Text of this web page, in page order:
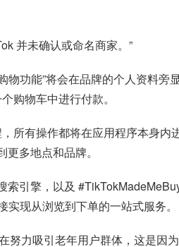
并未确认或命名商家。”
功能”将会在品牌的个人资料
购物车中进行付款。
所有操作都将在应用程序本身
多地点和品牌。
索引擎，以及
现从浏览到下单的一站式服务。
努力吸引老年用户群体，这是